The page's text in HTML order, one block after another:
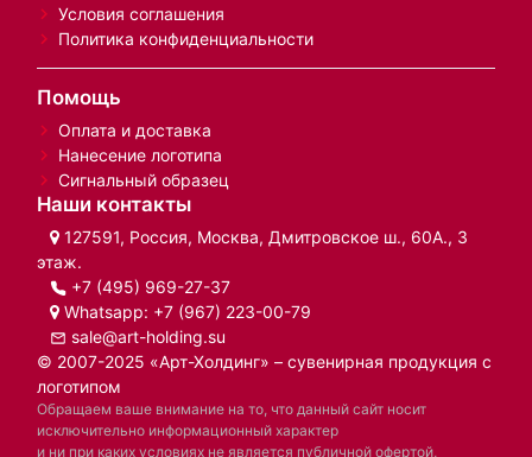
Условия соглашения
Политика конфиденциальности
Помощь
Оплата и доставка
Нанесение логотипа
Сигнальный образец
Наши контакты
127591, Россия, Москва, Дмитровское ш., 60А., 3
этаж.
+7 (495) 969-27-37
Whatsapp: +7 (967) 223-00-79
sale@art-holding.su
© 2007-2025 «Арт-Холдинг» – сувенирная продукция с
логотипом
Обращаем ваше внимание на то, что данный сайт носит
исключительно информационный характер
и ни при каких условиях не является публичной офертой,